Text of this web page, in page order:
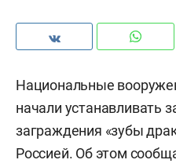
Национальные
начали устанавливать
заграждения «зубы
Россией. Об этом